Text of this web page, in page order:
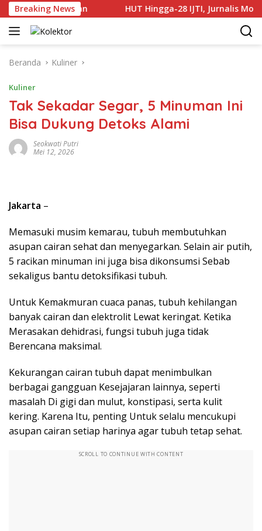
Langsung
ke
konten
Breaking News HUT Hingga-28 IJTI, Jurnalis Monitor
Beranda Kuliner
Kuliner
Tak Sekadar Segar, 5 Minuman Ini
Bisa Dukung Detoks Alami
Seokwati Putri
Mei 12, 2026
Jakarta –
Memasuki musim kemarau, tubuh membutuhkan
asupan cairan sehat dan menyegarkan. Selain air putih,
5 racikan minuman ini juga bisa dikonsumsi Sebab
sekaligus bantu detoksifikasi tubuh.
Untuk Kemakmuran cuaca panas, tubuh kehilangan
banyak cairan dan elektrolit Lewat keringat. Ketika
Merasakan dehidrasi, fungsi tubuh juga tidak
Berencana maksimal.
Kekurangan cairan tubuh dapat menimbulkan
berbagai gangguan Kesejajaran lainnya, seperti
masalah Di gigi dan mulut, konstipasi, serta kulit
kering. Karena Itu, penting Untuk selalu mencukupi
asupan cairan setiap harinya agar tubuh tetap sehat.
SCROLL TO CONTINUE WITH CONTENT